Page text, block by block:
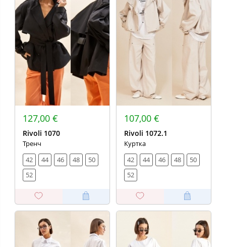
127,00 €
Rivoli 1070
Тренч
42
44 46 48
50
52
107,00 €
Rivoli 1072.1
Куртка
42
44 46 48
50
52